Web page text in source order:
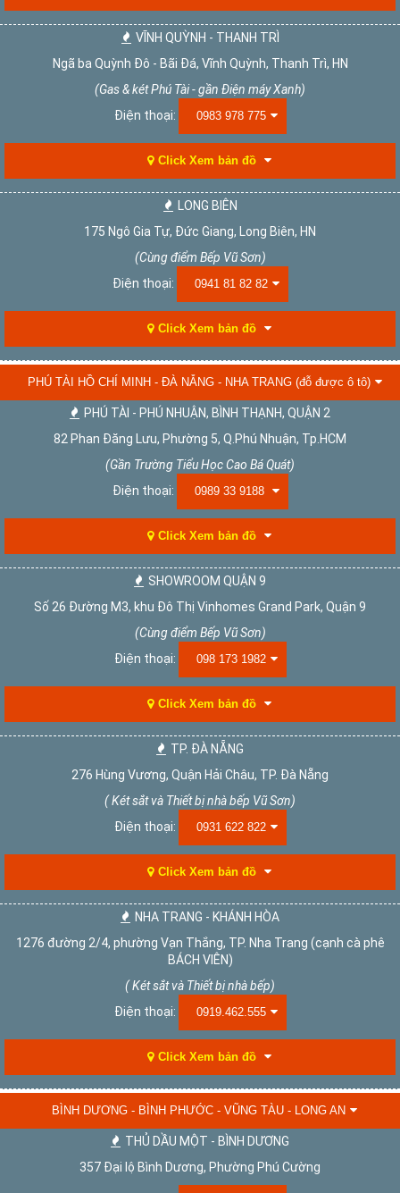
VĨNH QUỲNH - THANH TRÌ
Ngã ba Quỳnh Đô - Bãi Đá, Vĩnh Quỳnh, Thanh Trì, HN
(Gas & két Phú Tài - gần Điện máy Xanh)
Điện thoại:
0983 978 775
Click Xem bản đồ
LONG BIÊN
175 Ngô Gia Tự, Đức Giang, Long Biên, HN
(Cùng điểm Bếp Vũ Sơn)
Điện thoại:
0941 81 82 82
Click Xem bản đồ
PHÚ TÀI HỒ CHÍ MINH - ĐÀ NẴNG - NHA TRANG (đỗ được ô tô)
PHÚ TÀI - PHÚ NHUẬN, BÌNH THẠNH, QUẬN 2
82 Phan Đăng Lưu, Phường 5, Q.Phú Nhuận, Tp.HCM
(Gần Trường Tiểu Học Cao Bá Quát)
Điện thoại:
0989 33 9188
Click Xem bản đồ
SHOWROOM QUẬN 9
Số 26 Đường M3, khu Đô Thị Vinhomes Grand Park, Quận 9
(Cùng điểm Bếp Vũ Sơn)
Điện thoại:
098 173 1982
Click Xem bản đồ
TP. ĐÀ NẴNG
276 Hùng Vương, Quận Hải Châu, TP. Đà Nẵng
( Két sắt và Thiết bị nhà bếp Vũ Sơn)
Điện thoại:
0931 622 822
Click Xem bản đồ
NHA TRANG - KHÁNH HÒA
1276 đường 2/4, phường Vạn Thắng, TP. Nha Trang (cạnh cà phê
BÁCH VIÊN)
( Két sắt và Thiết bị nhà bếp)
Điện thoại:
0919.462.555
Click Xem bản đồ
BÌNH DƯƠNG - BÌNH PHƯỚC - VŨNG TÀU - LONG AN
THỦ DẦU MỘT - BÌNH DƯƠNG
357 Đại lộ Bình Dương, Phường Phú Cường